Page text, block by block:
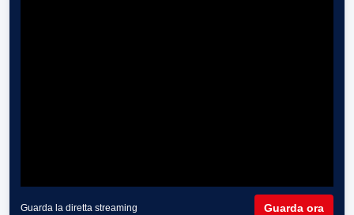
Guarda la diretta streaming Guarda ora